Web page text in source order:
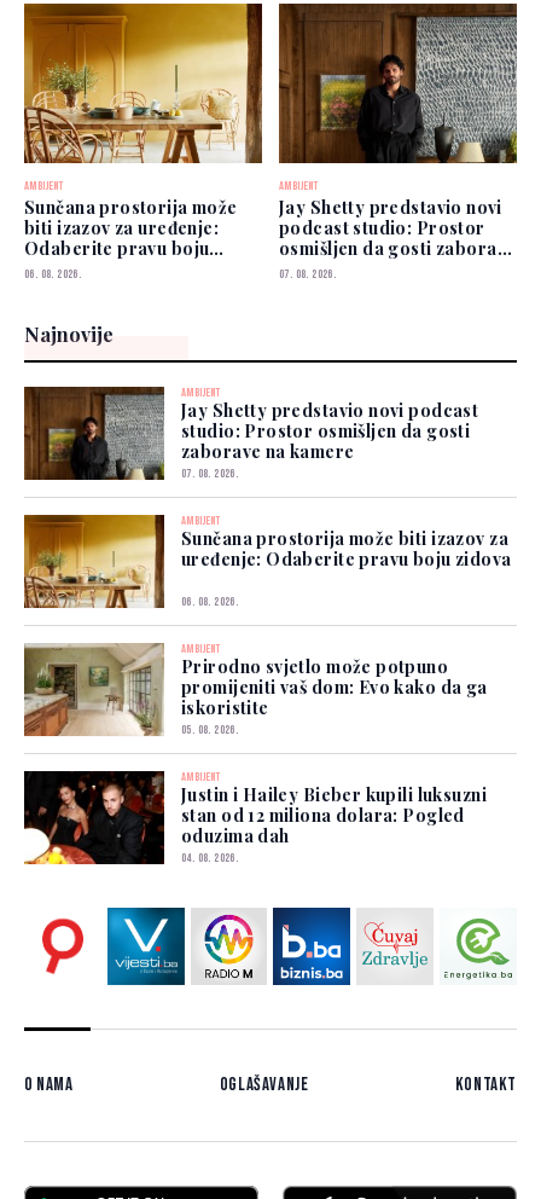
AMBIJENT
Sunčana prostorija može
biti izazov za uređenje:
Odaberite pravu boju
zidova
06. 08. 2026.
AMBIJENT
Jay Shetty predstavio novi
podcast studio: Prostor
osmišljen da gosti zaborave
na kamere
07. 08. 2026.
Najnovije
AMBIJENT
Jay Shetty predstavio novi podcast
studio: Prostor osmišljen da gosti
zaborave na kamere
07. 08. 2026.
AMBIJENT
Sunčana prostorija može biti izazov za
uređenje: Odaberite pravu boju zidova
06. 08. 2026.
AMBIJENT
Prirodno svjetlo može potpuno
promijeniti vaš dom: Evo kako da ga
iskoristite
05. 08. 2026.
AMBIJENT
Justin i Hailey Bieber kupili luksuzni
stan od 12 miliona dolara: Pogled
oduzima dah
04. 08. 2026.
O nama Oglašavanje Kontakt